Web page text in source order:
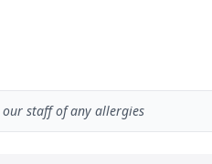
staff of any allergies